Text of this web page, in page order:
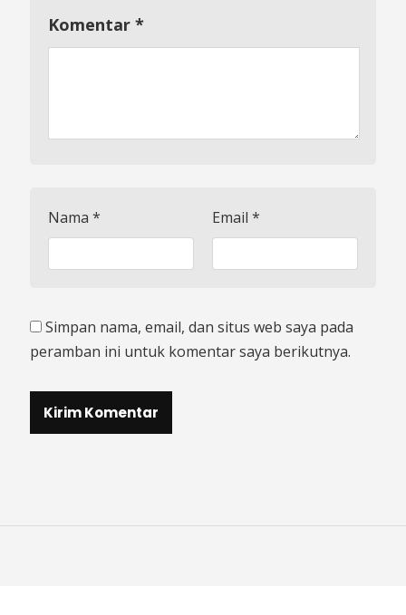
Komentar *
Nama * Email *
Simpan nama, email, dan situs web saya pada
peramban ini untuk komentar saya berikutnya.